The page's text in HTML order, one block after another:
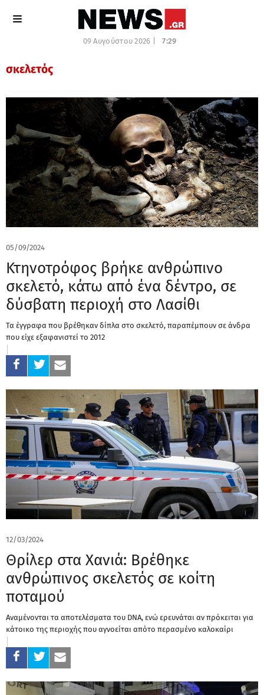
09 Αυγούστου 2026 | 7:29
σκελετός
05/09/2024
Κτηνοτρόφος βρήκε ανθρώπινο
σκελετό, κάτω από ένα δέντρο, σε
δύσβατη περιοχή στο Λασίθι
Τα έγγραφα που βρέθηκαν δίπλα στο σκελετό, παραπέμπουν σε άνδρα
που είχε εξαφανιστεί το 2012
12/03/2024
Θρίλερ στα Χανιά: Βρέθηκε
ανθρώπινος σκελετός σε κοίτη
ποταμού
Αναμένονται τα αποτελέσματα του DNA, ενώ ερευνάται αν πρόκειται για
κάτοικο της περιοχής που αγνοείται απότο περασμένο καλοκαίρι